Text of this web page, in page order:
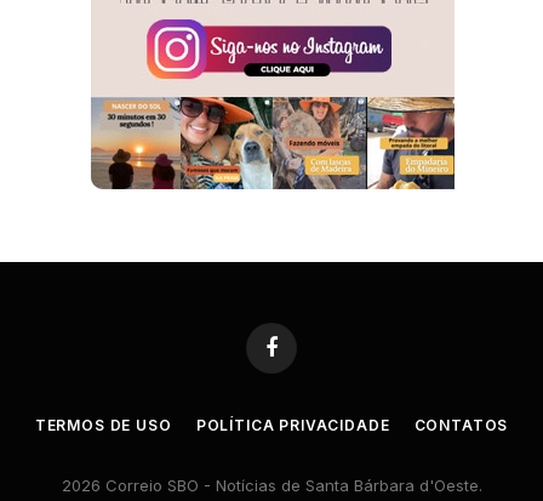
Facebook
TERMOS DE USO POLÍTICA PRIVACIDADE CONTATOS
2026 Correio SBO - Notícias de Santa Bárbara d'Oeste.